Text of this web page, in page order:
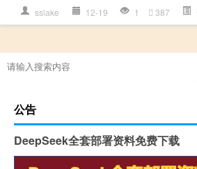
sslake 12-19 1 387
公告
DeepSeek全套部署资料免费下载